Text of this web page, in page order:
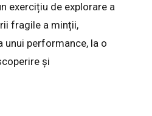
exercițiu de explorare a
fragile a minții,
unui performance, la o
și